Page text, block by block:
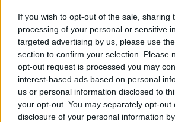
If you wish to opt-out of the sale, sharing
processing of your personal or sensitive
targeted advertising by us, please use
section to confirm your selection. Please
opt-out request is processed you may
interest-based ads based on personal
us or personal information disclosed to
your opt-out. You may separately opt-out
disclosure of your personal information
Ποιος είναι ο ΣΕΠΕ
Καταστατικό
Κώδικας Δεοντολογίας
Αιρετά